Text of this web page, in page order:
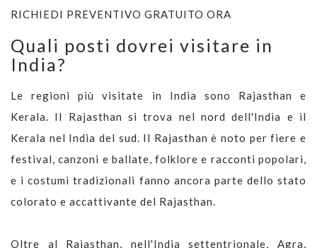
RICHIEDI PREVENTIVO GRATUITO ORA
Quali posti dovrei visitare in
India?
Le regioni più visitate in India sono Rajasthan e
Kerala. Il Rajasthan si trova nel nord dell'India e il
Kerala nel India del sud. Il Rajasthan è noto per fiere e
festival, canzoni e ballate, folklore e racconti popolari,
e i costumi tradizionali fanno ancora parte dello stato
colorato e accattivante del Rajasthan.
Oltre al Rajasthan, nell'India settentrionale, Agra,